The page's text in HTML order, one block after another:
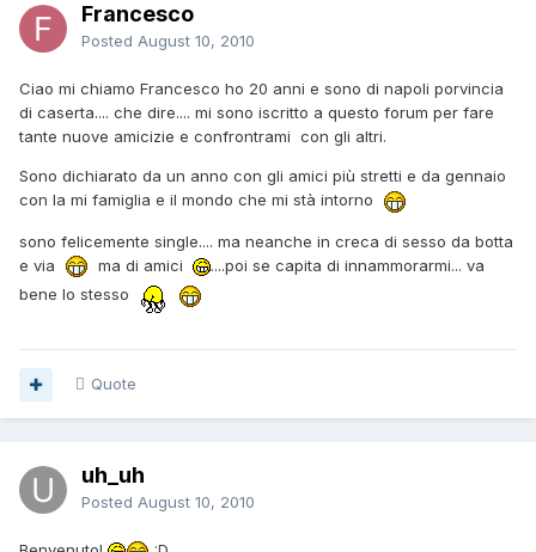
Francesco
Posted August 10, 2010
Ciao mi chiamo Francesco ho 20 anni e sono di napoli porvincia
di caserta.... che dire.... mi sono iscritto a questo forum per fare
tante nuove amicizie e confrontrami con gli altri.
Sono dichiarato da un anno con gli amici più stretti e da gennaio
con la mi famiglia e il mondo che mi stà intorno
sono felicemente single.... ma neanche in creca di sesso da botta
e via
ma di amici
....poi se capita di innammorarmi... va
bene lo stesso
Quote
uh_uh
Posted August 10, 2010